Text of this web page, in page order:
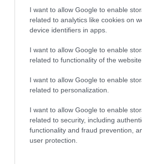
I want to allow Google to enable
related to analytics like cookies on
device identifiers in apps.
I want to allow Google to enable
related to functionality of the website
I want to allow Google to enable
related to personalization.
I want to allow Google to enable
related to security, including
functionality and fraud prevention,
user protection.
Τηλεοπτικές